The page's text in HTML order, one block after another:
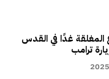
غدًا في القدس
ترامب